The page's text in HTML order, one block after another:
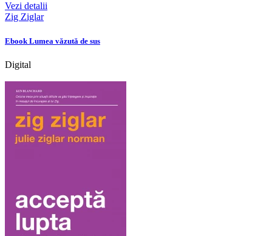
Vezi detalii
Zig Ziglar
Ebook Lumea văzută de sus
Digital